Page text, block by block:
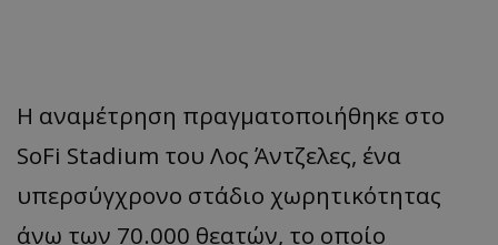
Η αναμέτρηση πραγματοποιήθηκε στο
SoFi Stadium του Λος Άντζελες, ένα
υπερσύγχρονο στάδιο χωρητικότητας
άνω των 70.000 θεατών, το οποίο